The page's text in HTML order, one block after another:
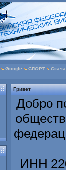
Google СПОРТ
Привет
Добро
ИНН